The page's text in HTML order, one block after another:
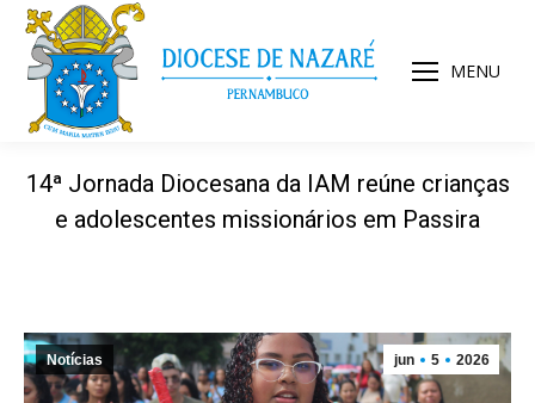
MENU
14ª Jornada Diocesana da IAM reúne crianças
e adolescentes missionários em Passira
jun 5 2026
Notícias